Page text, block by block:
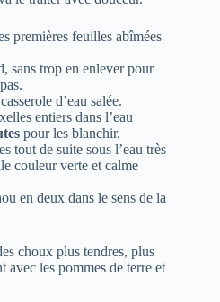
premières feuilles abîmées
sans trop en enlever pour
d’eau salée.
entiers dans l’eau
pour les blanchir.
tout de suite sous l’eau très
couleur verte et calme
en deux dans le sens de la
choux plus tendres, plus
avec les pommes de terre et